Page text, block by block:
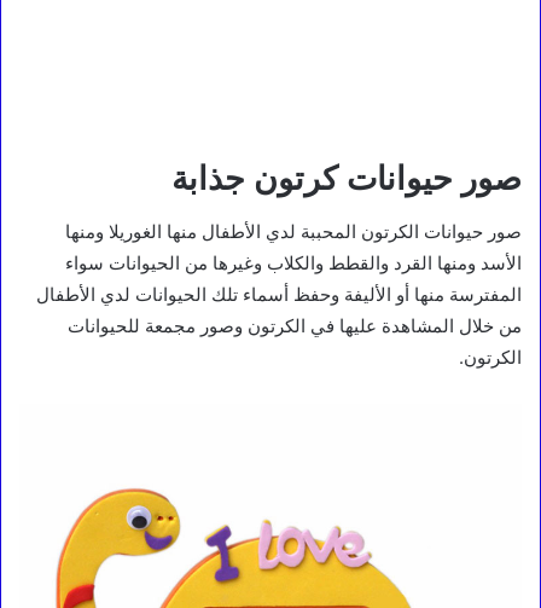
صور حيوانات كرتون جذابة
صور حيوانات الكرتون المحببة لدي الأطفال منها الغوريلا ومنها
الأسد ومنها القرد والقطط والكلاب وغيرها من الحيوانات سواء
المفترسة منها أو الأليفة وحفظ أسماء تلك الحيوانات لدي الأطفال
من خلال المشاهدة عليها في الكرتون وصور مجمعة للحيوانات
الكرتون.